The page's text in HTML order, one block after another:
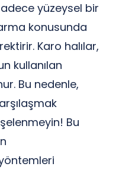
yüzeysel bir
konusunda
Karo halılar,
kullanılan
Bu nedenle,
Bu